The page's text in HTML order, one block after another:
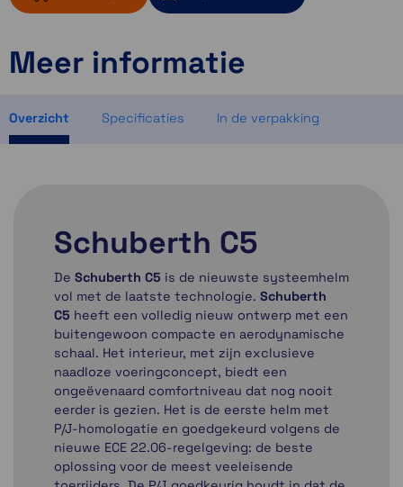
1 op voorraad
Momenteel even niet op voorraad
Meer informatie
Overzicht Specificaties In de verpakking
Schuberth C5
De Schuberth C5 is de nieuwste systeemhelm
vol met de laatste technologie. Schuberth
C5 heeft een volledig nieuw ontwerp met een
buitengewoon compacte en aerodynamische
schaal. Het interieur, met zijn exclusieve
naadloze voeringconcept, biedt een
ongeëvenaard comfortniveau dat nog nooit
eerder is gezien. Het is de eerste helm met
P/J-homologatie en goedgekeurd volgens de
nieuwe ECE 22.06-regelgeving: de beste
oplossing voor de meest veeleisende